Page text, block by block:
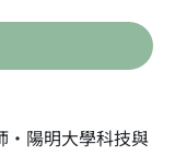
‧陽明大學科技與